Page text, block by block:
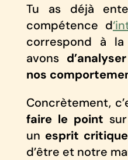
Tu as déjà
compétence d
correspond à
avons
nos
Concrètement,
faire le point
un esprit critique
d’être et notre